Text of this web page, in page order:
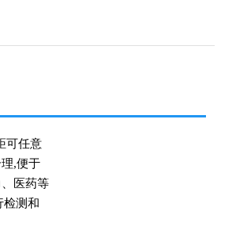
可任意
,便于
医药等
检测和